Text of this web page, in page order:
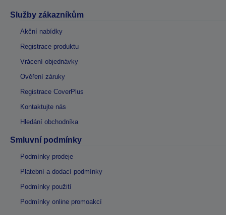
Služby zákazníkům
Akční nabídky
Registrace produktu
Vrácení objednávky
Ověření záruky
Registrace CoverPlus
Kontaktujte nás
Hledání obchodníka
Smluvní podmínky
Podmínky prodeje
Platební a dodací podmínky
Podmínky použití
Podmínky online promoakcí